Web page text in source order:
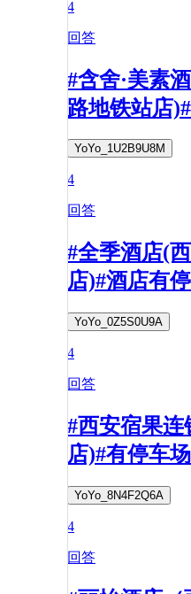
4
回答
#含舍·美素
路地铁站店
YoYo_1U2B9U8M
4
回答
#全季酒店(
店)#酒店有
YoYo_0Z5S0U9A
4
回答
#西安宿果
店)#有停车
YoYo_8N4F2Q6A
4
回答